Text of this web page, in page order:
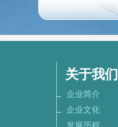
关于我们
企业简介
企业文化